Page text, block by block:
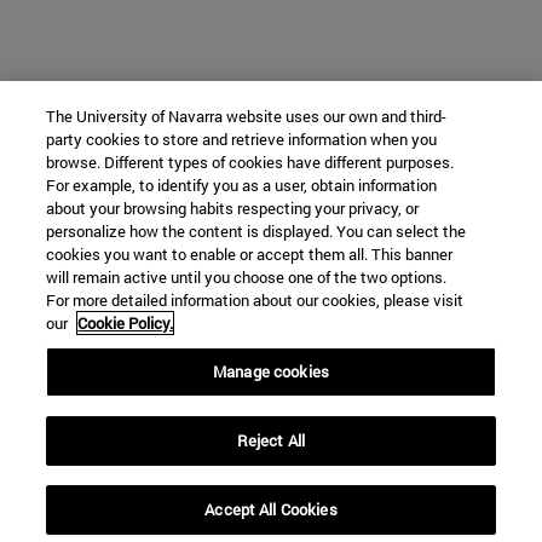
The University of Navarra website uses our own and third-
party cookies to store and retrieve information when you
browse. Different types of cookies have different purposes.
For example, to identify you as a user, obtain information
about your browsing habits respecting your privacy, or
personalize how the content is displayed. You can select the
cookies you want to enable or accept them all. This banner
will remain active until you choose one of the two options.
For more detailed information about our cookies, please visit
our Cookie Policy.
Manage cookies
Reject All
Accept All Cookies